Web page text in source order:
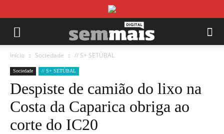
Início Sociedade // S+ SETÚBAL
Sociedade // S+ SETÚBAL
Despiste de camião do lixo na
Costa da Caparica obriga ao
corte do IC20